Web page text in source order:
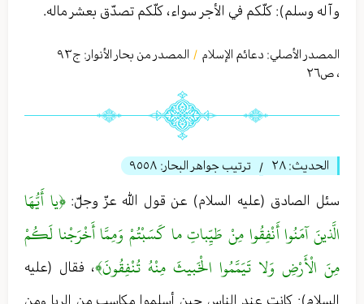
وآله وسلم): كلّكم في الأجر سواء، كلّكم تصدّق بعشر ماله.
المصدر الأصلي: دعائم الإسلام / المصدر من بحار الأنوار: ج٩٣
، ص٢٦
الحديث: ٢٨ / ترتيب جواهر البحار: ٩٥٥٨
سئل الصادق (عليه السلام) عن قول الله عزّ وجلّ:﴿يا أَيُّهَا
الَّذينَ آمَنُوا أَنْفِقُوا مِنْ طَيِّباتِ ما كَسَبْتُمْ وَمِمَّا أَخْرَجْنا لَكُمْ
مِنَ الْأَرْضِ وَلا تَيَمَّمُوا الْخَبيثَ مِنْهُ تُنْفِقُونَ﴾، فقال (عليه
السلام): كانت عند الناس حين أسلموا مكاسب من الربا ومن